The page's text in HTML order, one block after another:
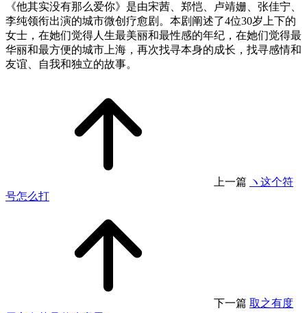
《他其实没有那么爱你》是由宋茜、郑恺、卢靖姗、张佳宁、
李纯领衔出演的城市微创疗愈剧。本剧阐述了4位30岁上下的
女士，在她们觉得人生最美丽和最性感的年纪，在她们觉得最
华丽和最方便的城市上海，再次找寻本身的成长，找寻感情和
友谊、自我和独立的故事。
上一篇 ヽ这个符
号怎么打
下一篇 取之有度